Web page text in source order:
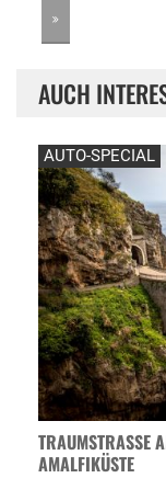
AUCH
AUTO-SPECIAL
TRAUMSTRASSE
MALFIKÜSTE